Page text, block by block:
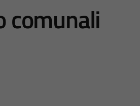
comunali